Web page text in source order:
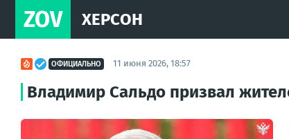
ZOV ХЕРСОН
ОФИЦИАЛЬНО 11 июня 2026, 18:57
Владимир Сальдо призвал